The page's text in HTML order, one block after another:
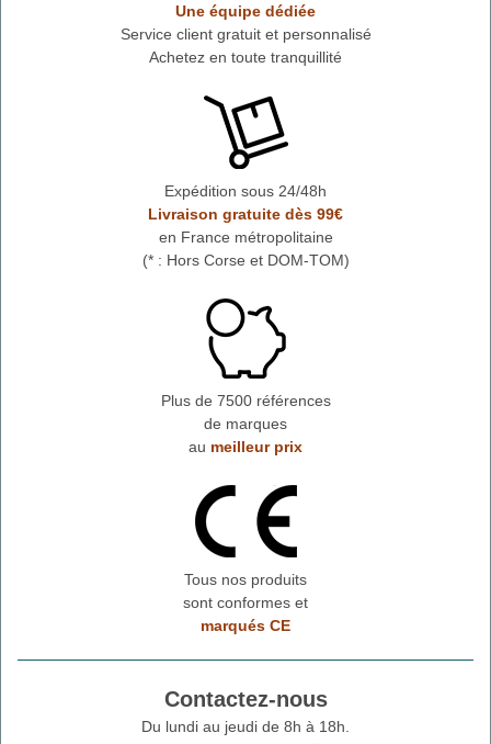
Une équipe dédiée
Service client gratuit et personnalisé
Achetez en toute tranquillité
Expédition sous 24/48h
Livraison gratuite dès 99€
en France métropolitaine
(* : Hors Corse et DOM-TOM)
Plus de 7500 références
de marques
au meilleur prix
Tous nos produits
sont conformes et
marqués CE
Contactez-nous
Du lundi au jeudi de 8h à 18h.